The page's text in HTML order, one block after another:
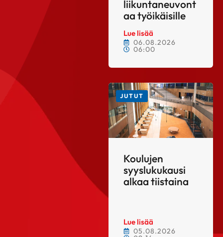
liikuntaneuvont
aa työikäisille
Lue lisää
06.08.2026
06:00
JUTUT
Koulujen
syyslukukausi
alkaa tiistaina
Lue lisää
05.08.2026